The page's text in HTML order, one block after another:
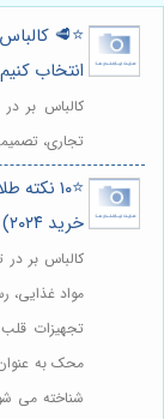
⭐️🥩
انتخاب
کالباس بر
تجاری،
⭐️۱۰
خرید ۲۰۲۴) ⚖️
کالباس بر
مواد غذایی،
تجهیزات
محک به عنوان
شناخته می